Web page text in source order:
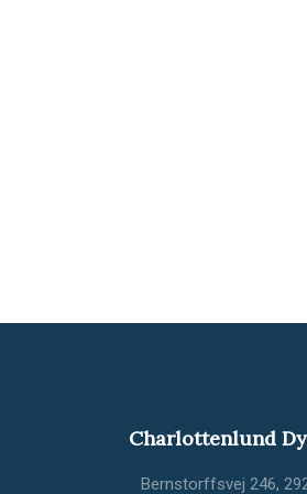
Charlottenlund
Bernstorffsvej 246,